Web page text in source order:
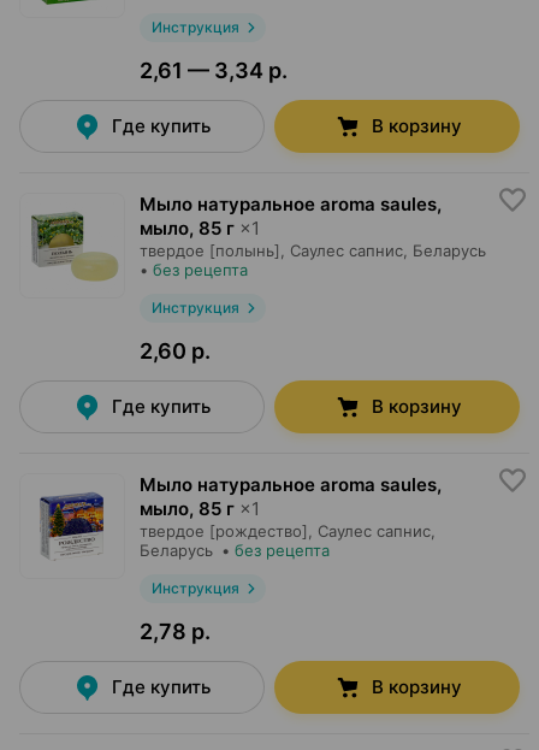
Инструкция
2,61 — 3,34 р.
Где купить В корзину
Мыло натуральное aroma saules,
мыло, 85 г ×1
твердое [полынь], Саулес сапнис , Беларусь
• без рецепта
Инструкция
2,60 р.
Где купить В корзину
Мыло натуральное aroma saules,
мыло, 85 г ×1
твердое [рождество], Саулес сапнис
Беларусь • без рецепта
Инструкция
2,78 р.
Где купить В корзину